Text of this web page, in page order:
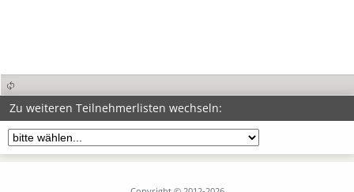
Zu weiteren Teilnehmerlisten wechseln: